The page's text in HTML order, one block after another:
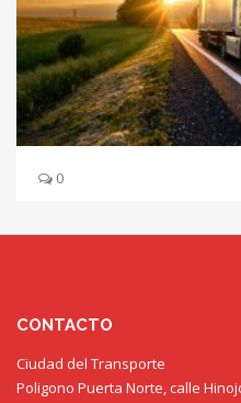
0
CONTACTO
Ciudad del Transporte
Poligono Puerta Norte, calle